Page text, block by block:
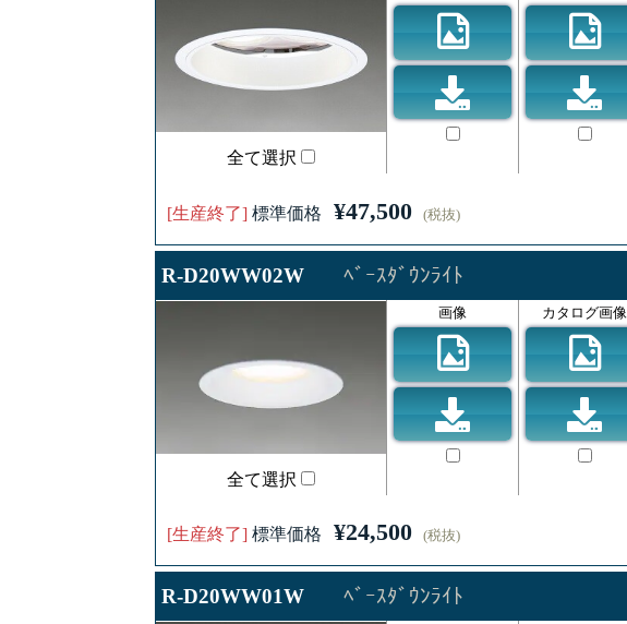
全て選択
[生産終了] 標準価格 ¥47,500 (税抜)
R-D20WW02W ﾍﾞｰｽﾀﾞｳﾝﾗｲﾄ
全て選択
画像 カタログ画像
[生産終了] 標準価格 ¥24,500 (税抜)
R-D20WW01W ﾍﾞｰｽﾀﾞｳﾝﾗｲﾄ